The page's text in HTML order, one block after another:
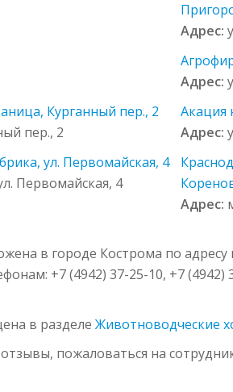
Адрес:
Адрес:
Курганный пер., 2
пер., 2
Акация
Адрес:
ул. Первомайская, 4
Первомайская, 4
Адрес:
в городе Кострома по
+7 (4942) 37-25-10, +7
в разделе Животноводческие
пожаловаться на